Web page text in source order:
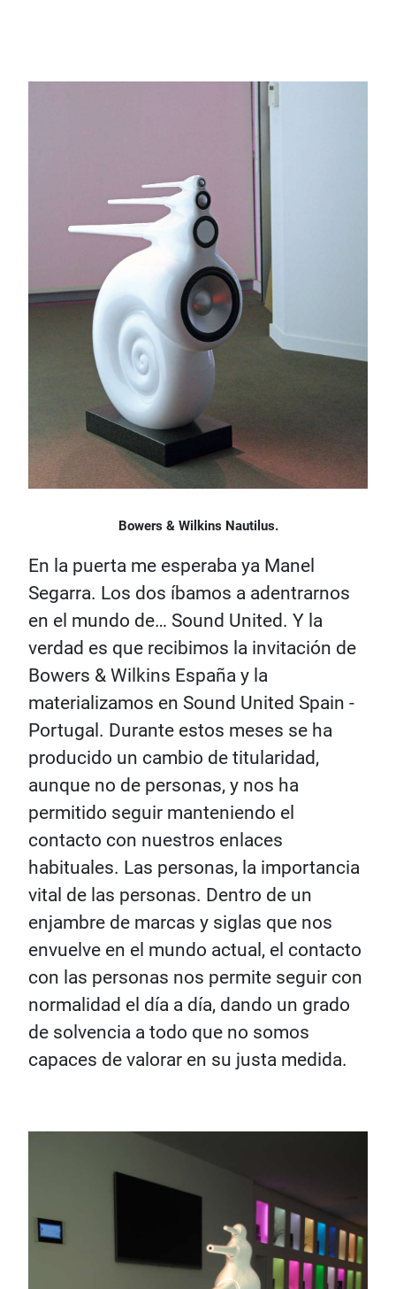
Bowers & Wilkins Nautilus.
En la puerta me esperaba ya Manel
Segarra. Los dos íbamos a adentrarnos
en el mundo de… Sound United. Y la
verdad es que recibimos la invitación de
Bowers & Wilkins España y la
materializamos en Sound United Spain -
Portugal. Durante estos meses se ha
producido un cambio de titularidad,
aunque no de personas, y nos ha
permitido seguir manteniendo el
contacto con nuestros enlaces
habituales. Las personas, la importancia
vital de las personas. Dentro de un
enjambre de marcas y siglas que nos
envuelve en el mundo actual, el contacto
con las personas nos permite seguir con
normalidad el día a día, dando un grado
de solvencia a todo que no somos
capaces de valorar en su justa medida.